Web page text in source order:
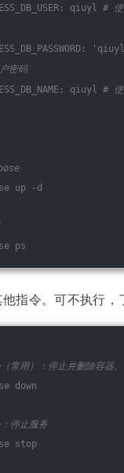
qiuyl #
密码
qiuyl #
up -d
ps
他指令。可不执行，
常用）：停止并删除容器
down
停止服务
stop